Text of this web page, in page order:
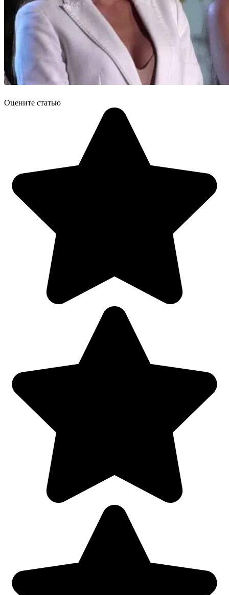
Оцените статью